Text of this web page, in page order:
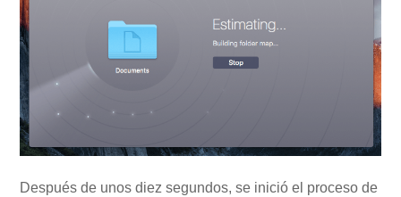
Después de unos diez segundos, se inició el proceso de